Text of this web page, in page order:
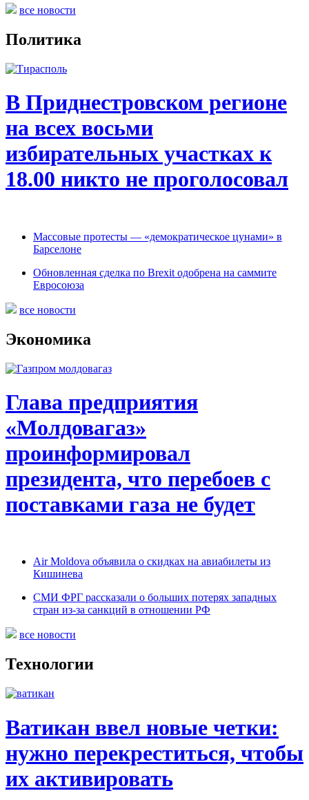
все новости
Политика
В Приднестровском регионе
на всех восьми
избирательных участках к
18.00 никто не проголосовал
Массовые протесты — «демократическое цунами» в
Барселоне
Обновленная сделка по Brexit одобрена на саммите
Евросоюза
все новости
Экономика
Глава предприятия
«Молдовагаз»
проинформировал
президента, что перебоев с
поставками газа не будет
Air Moldova объявила о скидках на авиабилеты из
Кишинева
СМИ ФРГ рассказали о больших потерях западных
стран из-за санкций в отношении РФ
все новости
Технологии
Ватикан ввел новые четки:
нужно перекреститься, чтобы
их активировать